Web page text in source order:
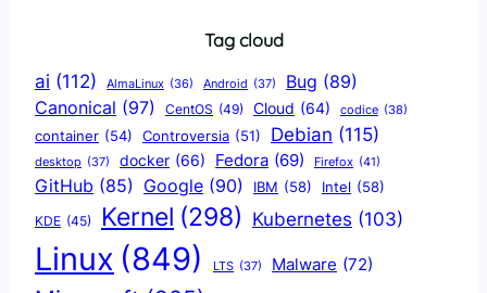
Tag cloud
ai (112) AlmaLinux (36) Android (37) Bug (89)
Canonical (97) CentOS (49) Cloud (64) codice (38)
container (54) Controversia (51) Debian (115)
desktop (37) docker (66) Fedora (69) Firefox (41)
GitHub (85) Google (90) IBM (58) Intel (58)
KDE (45) Kernel (298) Kubernetes (103)
Linux (849) LTS (37) Malware (72)